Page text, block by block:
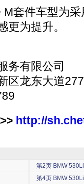
件车型为采
更为提升。
有限公司
龙东大道
http://
第2页 BMW
第4页 BMW